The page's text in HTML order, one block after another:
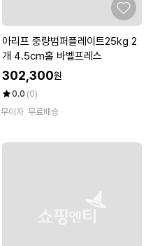
아리프 중량범퍼플레이트25kg 2
개 4.5cm홀 바벨프레스
302,300원
0.0 (0)
무이자 무료배송